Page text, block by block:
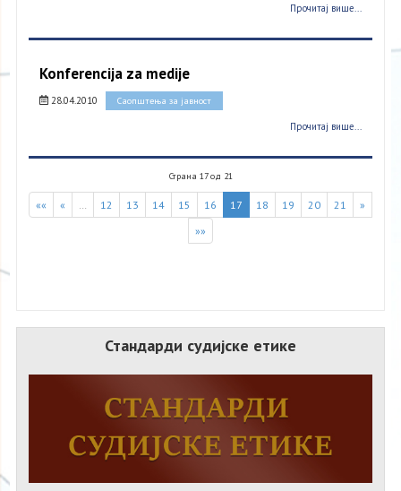
Прочитај више...
Konferencija za medije
28.04.2010 Саопштења за јавност
Прочитај више...
Страна 17 од 21
«« « 12 13 14 15 16 17 18 19 20 21
»
»»
Стандарди судијске етике